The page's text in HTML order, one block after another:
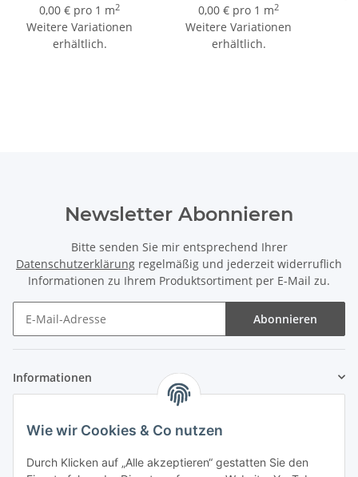
0,00 € pro 1 m2
Weitere Variationen
erhältlich.
0,00 € pro 1 m2
Weitere Variationen
erhältlich.
Newsletter Abonnieren
Bitte senden Sie mir entsprechend Ihrer
Datenschutzerklärung regelmäßig und jederzeit widerruflich
Informationen zu Ihrem Produktsortiment per E-Mail zu.
Abonnieren
Informationen
Zahlung & Versand
Wie wir Cookies & Co nutzen
Durch Klicken auf „Alle akzeptieren“ gestatten Sie den